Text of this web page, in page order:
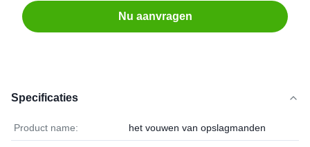
Nu aanvragen
Specificaties
Product name: het vouwen van opslagmanden